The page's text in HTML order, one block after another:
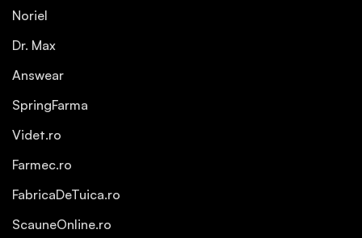
Noriel
Dr. Max
Answear
SpringFarma
Videt.ro
Farmec.ro
FabricaDeTuica.ro
ScauneOnline.ro